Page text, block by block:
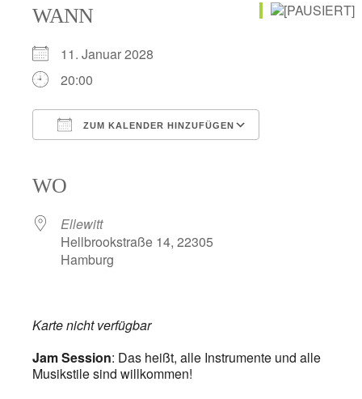
WANN
11. Januar 2028
20:00
ZUM KALENDER HINZUFÜGEN
WO
Ellewitt
Hellbrookstraße 14, 22305
Hamburg
Karte nicht verfügbar
Jam Session: Das heißt, alle Instrumente und alle
Musikstile sind willkommen!